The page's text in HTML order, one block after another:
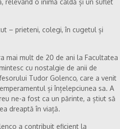
– prieteni, colegi, în cugetul și
mai mult de 20 de ani la Facultatea
cu nostalgie de anii de
Tudor Golenco, care a venit
și înțelepciunea sa. A
ne-a fost ca un părinte, a știut să
dreaptă în viață.
a contribuit eficient la